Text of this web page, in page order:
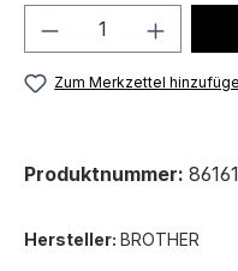
Produkt
Zum Merkzettel
Produktnummer:
Hersteller: BROTHER